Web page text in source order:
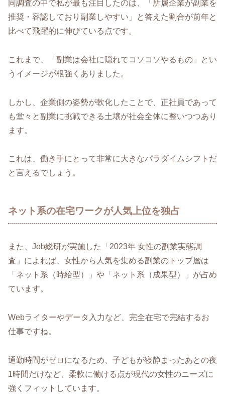
同調査の中で私が最も注目したのは、「所属企業が副業を
推奨・容認しており副業しやすい」と答えた割合が前年と
比べて飛躍的に伸びている点です。
これまで、「副業は会社に隠れてコソコソやるもの」とい
うイメージが根強くありました。
しかし、企業側の姿勢が軟化したことで、正社員であって
も堂々と副業に挑戦できる土壌が社会全体に整いつつあり
ます。
これは、働き手にとって非常に大きなパラダイムシフトだ
と言えるでしょう。
ネット系の在宅ワークが人気上位を独占
また、Job総研が実施した「2023年 女性の副業実態調
査」によれば、女性から人気を集める副業のトップ層は
「ネット系（時給型）」や「ネット系（成果型）」が占め
ています。
Webライターやデータ入力など、完全在宅で完結するお
仕事ですね。
通勤時間がゼロになるため、子どもが寝静まったあとの夜
1時間だけなど、柔軟に働ける点が現代の女性のニーズに
強くフィットしています。